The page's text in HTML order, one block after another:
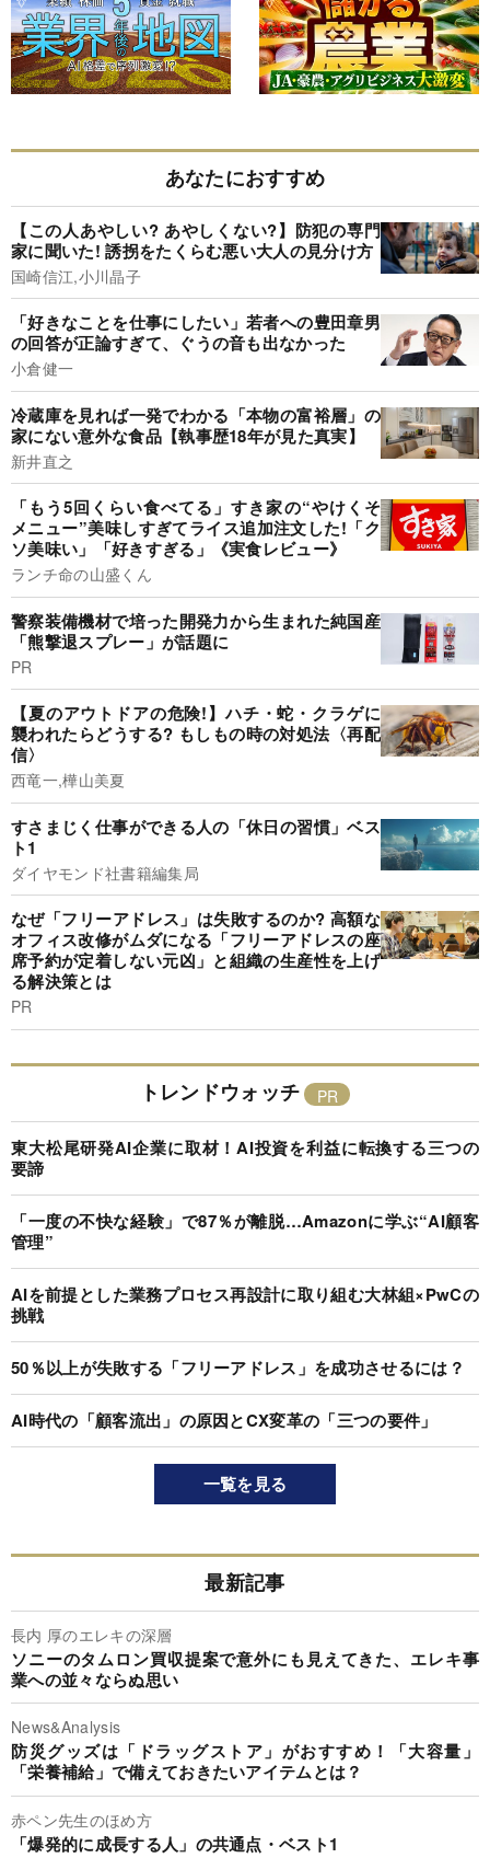
あなたにおすすめ
【この人あやしい? あやしくない?】防犯の専門
家に聞いた! 誘拐をたくらむ悪い大人の見分け方
国崎信江,小川晶子
「好きなことを仕事にしたい」若者への豊田章男
の回答が正論すぎて、ぐうの音も出なかった
小倉健一
冷蔵庫を見れば一発でわかる「本物の富裕層」の
家にない意外な食品【執事歴18年が見た真実】
新井直之
「もう5回くらい食べてる」すき家の“やけくそ
メニュー”美味しすぎてライス追加注文した!「ク
ソ美味い」「好きすぎる」《実食レビュー》
ランチ命の山盛くん
警察装備機材で培った開発力から生まれた純国産
「熊撃退スプレー」が話題に
PR
【夏のアウトドアの危険!】ハチ・蛇・クラゲに
襲われたらどうする? もしもの時の対処法〈再配
信〉
西竜一,樺山美夏
すさまじく仕事ができる人の「休日の習慣」ベス
ト1
ダイヤモンド社書籍編集局
なぜ「フリーアドレス」は失敗するのか? 高額な
オフィス改修がムダになる「フリーアドレスの座
席予約が定着しない元凶」と組織の生産性を上げ
る解決策とは
PR
トレンドウォッチ
東大松尾研発AI企業に取材！AI投資を利益に転換する三つの
要諦
「一度の不快な経験」で87％が離脱…Amazonに学ぶ“AI顧客
管理”
AIを前提とした業務プロセス再設計に取り組む大林組×PwCの
挑戦
50％以上が失敗する「フリーアドレス」を成功させるには？
AI時代の「顧客流出」の原因とCX変革の「三つの要件」
一覧を見る
最新記事
長内 厚のエレキの深層
ソニーのタムロン買収提案で意外にも見えてきた、エレキ事
業への並々ならぬ思い
News&Analysis
防災グッズは「ドラッグストア」がおすすめ！「大容量」
「栄養補給」で備えておきたいアイテムとは？
赤ペン先生のほめ方
「爆発的に成長する人」の共通点・ベスト1